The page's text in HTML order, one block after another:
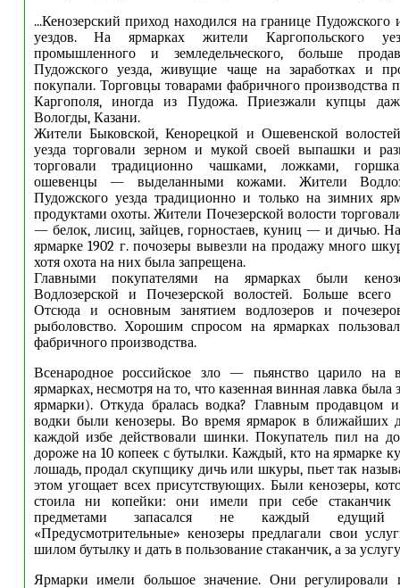
...Кенозерский приход находился на границе Пудожского
уездов. На ярмарках жители Каргопольского
промышленного и земледельческого, больше
Пудожского уезда, живущие чаще на заработках и
покупали. Торговцы товарами фабричного производства
Каргополя, иногда из Пудожа. Приезжали купцы
Вологды, Казани.
Жители Быковской, Кенорецкой и Ошевенской
уезда торговали зерном и мукой своей выпашки и
торговали традиционно чашками, ложками,
ошевенцы — выделанными кожами. Жители
Пудожского уезда традиционно и только на зимних
продуктами охоты. Жители Почезерской волости
— белок, лисиц, зайцев, горностаев, куниц — и дичью.
ярмарке 1902 г. почозеры вывезли на продажу много
хотя охота на них была запрещена.
Главными покупателями на ярмарках были
Водлозерской и Почезерской волостей. Больше всего
Отсюда и основным занятием водлозеров и
рыболовство. Хорошим спросом на ярмарках
фабричного производства.
Всенародное российское зло — пьянство царило на
ярмарках, несмотря на то, что казенная винная лавка была
ярмарки). Откуда бралась водка? Главным продавцом
водки были кенозеры. Во время ярмарок в ближайших
каждой избе действовали шинки. Покупатель пил на
дороже на 10 копеек с бутылки. Каждый, кто на ярмарке
лошадь, продал скупщику дичь или шкуры, пьет так
этом угощает всех присутствующих. Были кенозеры,
стоила ни копейки: они имели при себе
предметами запасался не каждый
«Предусмотрительные» кенозеры предлагали свои
шилом бутылку и дать в пользование стаканчик, а за
Ярмарки имели большое значение. Они регулировали